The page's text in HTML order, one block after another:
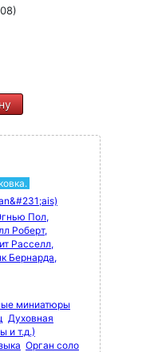
Пол,
Роберт,
Расселл,
Бернарда,
миниатюры
Духовная
и т.д.)
Орган соло